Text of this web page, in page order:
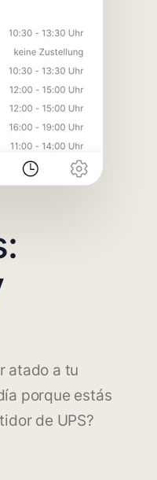
atado a tu
porque estás
de UPS?